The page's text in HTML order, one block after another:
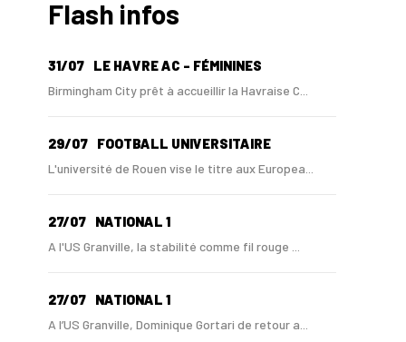
Flash infos
31/07 LE HAVRE AC - FÉMININES
Birmingham City prêt à accueillir la Havraise C...
29/07 FOOTBALL UNIVERSITAIRE
L'université de Rouen vise le titre aux Europea...
27/07 NATIONAL 1
A l'US Granville, la stabilité comme fil rouge ...
27/07 NATIONAL 1
A l’US Granville, Dominique Gortari de retour a...